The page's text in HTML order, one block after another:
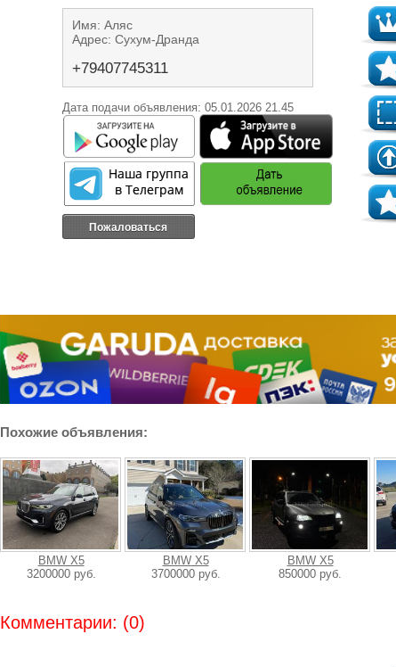
Имя: Аляс
Адрес: Сухум-Дранда
+79407745311
Дата подачи объявления: 05.01.2026 21.45
Пожаловаться
Похожие объявления:
BMW X5
3200000 руб.
BMW X5
3700000 руб.
BMW X5
850000 руб.
Комментарии: (0)